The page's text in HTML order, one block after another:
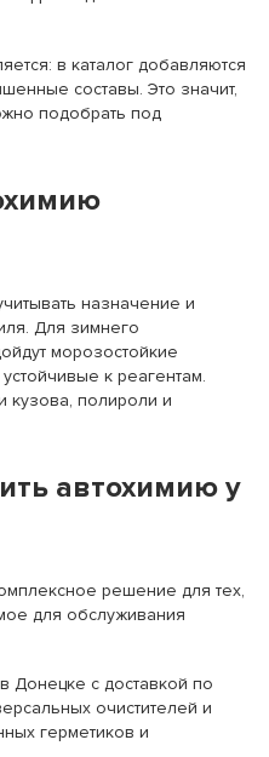
в каталог добавляются
составы. Это значит,
подобрать под
назначение и
Для зимнего
морозостойкие
к реагентам.
кузова, полироли и
автохимию у
решение для тех,
для обслуживания
Донецке с доставкой по
очистителей и
герметиков и